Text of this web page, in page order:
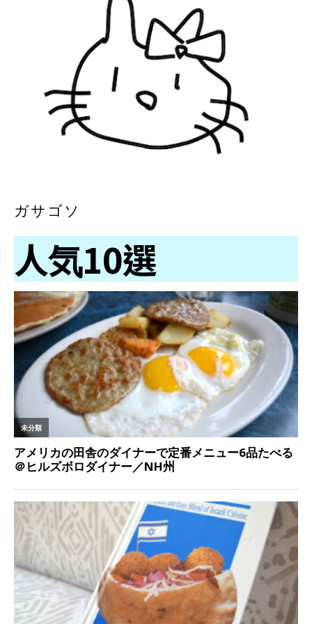
ガサゴソ
人気10選